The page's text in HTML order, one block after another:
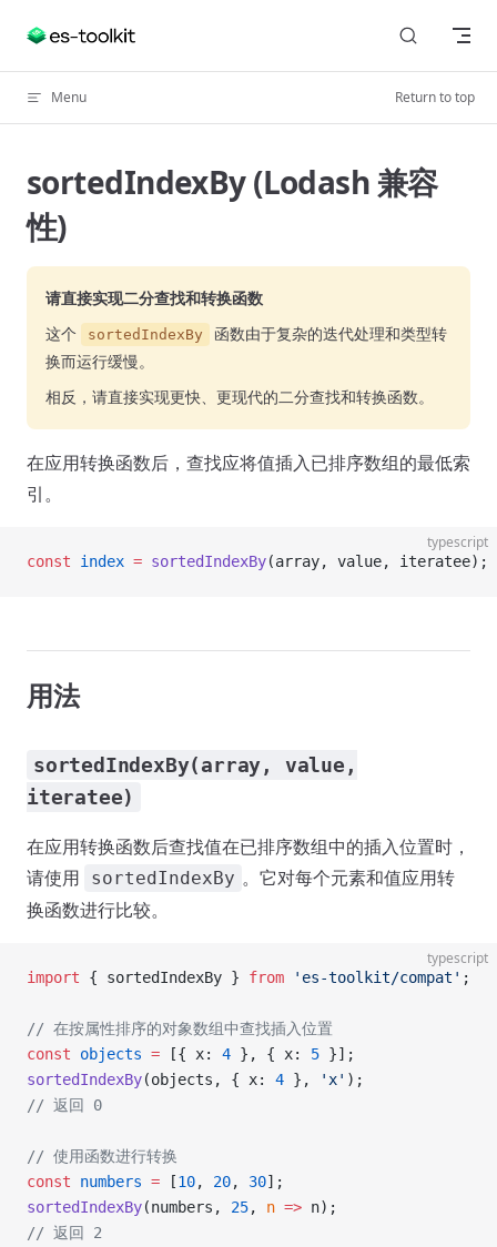
Skip to content
Menu Return to top
sortedIndexBy (Lodash 兼容
性)
请直接实现二分查找和转换函数
这个
sortedIndexBy
函数由于复杂的迭代处理和类型转
换而运行缓慢。
相反，请直接实现更快、更现代的二分查找和转换函数。
在应用转换函数后，查找应将值插入已排序数组的最低索
引。
typescript
const index = sortedIndexBy(array, value, iteratee);
用法
sortedIndexBy(array, value,
iteratee)
在应用转换函数后查找值在已排序数组中的插入位置时，
请使用
sortedIndexBy 。它对每个元素和值应用转
换函数进行比较。
typescript
import { sortedIndexBy } from 'es-toolkit/compat' ;
// 在按属性排序的对象数组中查找插入位置
const objects = [{ x: 4 }, { x: 5 }];
sortedIndexBy(objects, { x: 4 }, 'x' );
// 返回 0
// 使用函数进行转换
const numbers = [10, 20, 30];
sortedIndexBy(numbers, 25, n => n);
// 返回 2